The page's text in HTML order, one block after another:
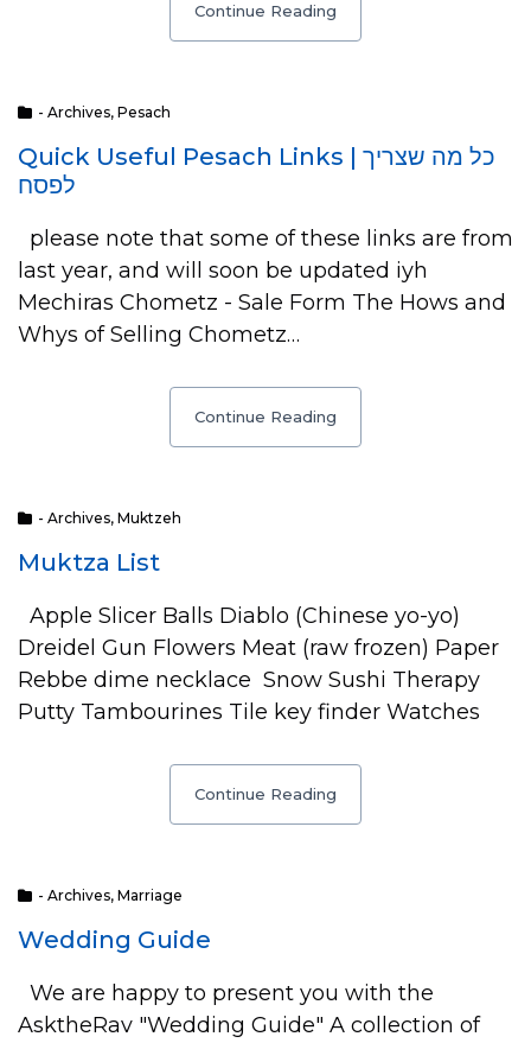
Continue Reading
- Archives, Pesach
Quick Useful Pesach Links | כל מה שצריך
לפסח
please note that some of these links are from
last year, and will soon be updated iyh
Mechiras Chometz - Sale Form The Hows and
Whys of Selling Chometz…
Continue Reading
- Archives, Muktzeh
Muktza List
Apple Slicer Balls Diablo (Chinese yo-yo)
Dreidel Gun Flowers Meat (raw frozen) Paper
Rebbe dime necklace Snow Sushi Therapy
Putty Tambourines Tile key finder Watches
Continue Reading
- Archives, Marriage
Wedding Guide
We are happy to present you with the
AsktheRav "Wedding Guide" A collection of